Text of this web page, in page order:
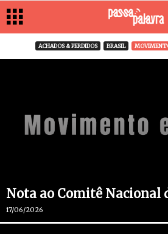
ACHADOS & PERDIDOS BRASIL
Nota ao Comitê Nacional
17/06/2026